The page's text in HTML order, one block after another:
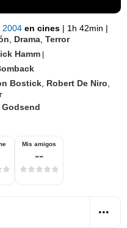
2004en cines | 1h 42min |
Drama ,Terror
Hamm |
Bostick Robert De Niro
Godsend
Mis amigos
--